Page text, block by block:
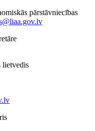
pārstāvniecības
lietvedis